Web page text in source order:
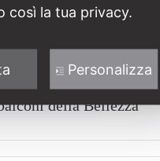
della Bellezza
così la tua privacy.
Personalizza